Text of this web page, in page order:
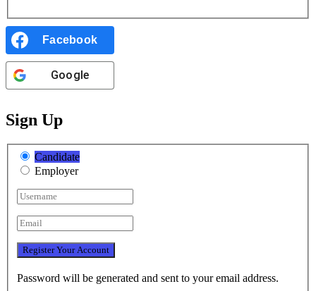
Facebook
Google
Sign Up
Candidate
Employer
Password will be generated and sent to your email address.